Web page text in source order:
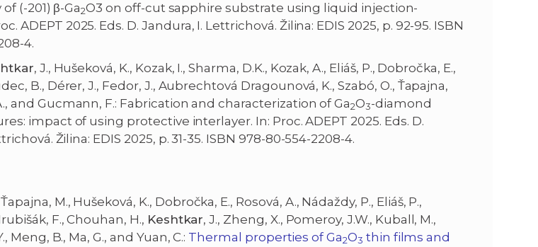
(-201) β-Ga2O3 on off-cut sapphire substrate using liquid injection-
ADEPT 2025. Eds. D. Jandura, I. Lettrichová. Žilina: EDIS 2025, p. 92-95. ISBN
4.
, J., Hušeková, K., Kozak, I., Sharma, D.K., Kozak, A., Eliáš, P., Dobročka, E.,
B., Dérer, J., Fedor, J., Aubrechtová Dragounová, K., Szabó, O., Ťapajna,
and Gucmann, F.: Fabrication and characterization of Ga2O3-diamond
impact of using protective interlayer. In: Proc. ADEPT 2025. Eds. D.
Žilina: EDIS 2025, p. 31-35. ISBN 978-80-554-2208-4.
M., Hušeková, K., Dobročka, E., Rosová, A., Nádaždy, P., Eliáš, P.,
F., Chouhan, H., Keshtkar, J., Zheng, X., Pomeroy, J.W., Kuball, M.,
Meng, B., Ma, G., and Yuan, C.: Thermal properties of Ga2O3 thin films and